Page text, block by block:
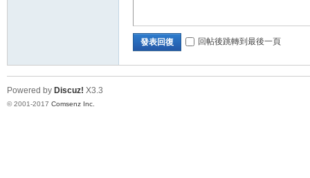
發表回復 回帖後跳轉到最後一頁
Powered by Discuz! X3.3
© 2001-2017 Comsenz Inc.